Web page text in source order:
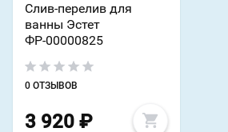
Слив-перелив для
ванны Эстет
ФР-00000825
0 ОТЗЫВОВ
3 920 ₽